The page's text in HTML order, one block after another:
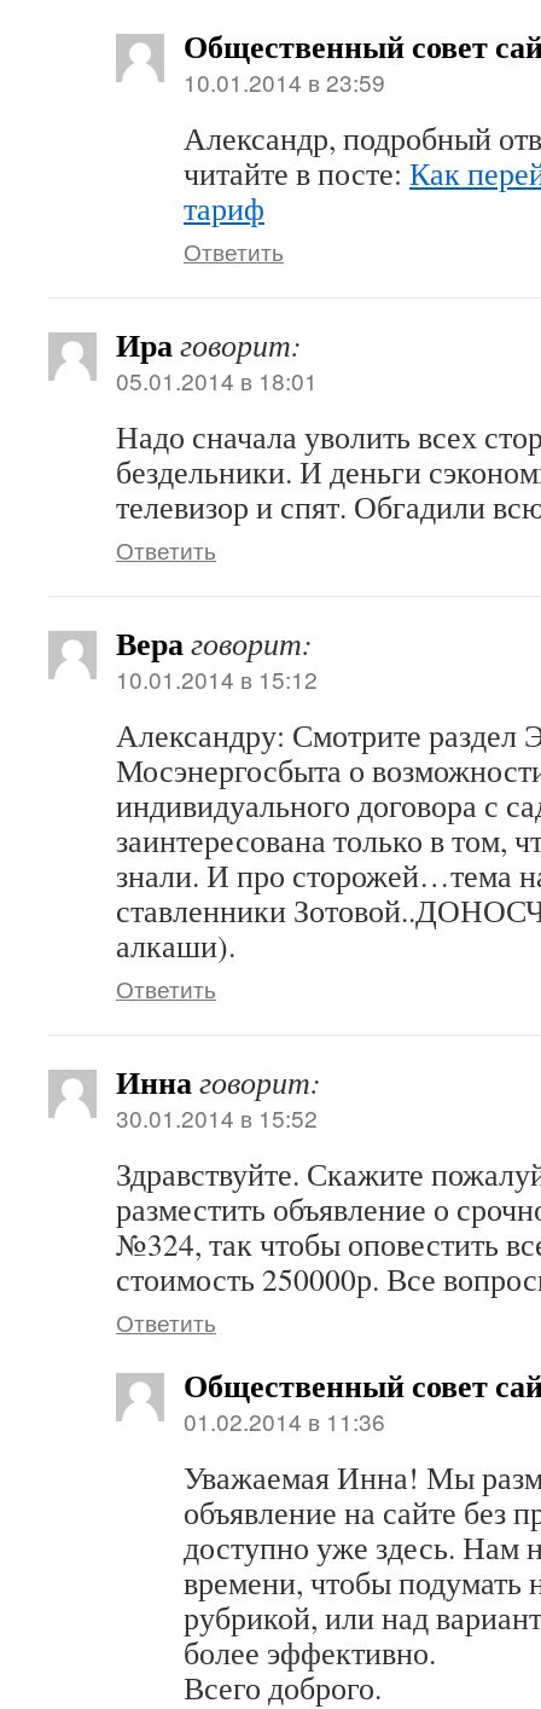
Общественный совет
10.01.2014 в 23:59
Александр, подробный
читайте в посте: Как
тариф
Ответить
Ираговорит:
05.01.2014 в 18:01
Надо сначала уволить всех
бездельники. И деньги
телевизор и спят. Обгадили
Ответить
Вераговорит:
10.01.2014 в 15:12
Александру: Смотрите раздел
Мосэнергосбыта о
индивидуального договора с
заинтересована только в том,
знали. И про сторожей…тема
ставленники
алкаши).
Ответить
Иннаговорит:
30.01.2014 в 15:52
Здравствуйте. Скажите
разместить объявление о
№324, так чтобы оповестить
стоимость 250000р. Все
Ответить
Общественный совет
01.02.2014 в 11:36
Уважаемая Инна! Мы
объявление на сайте без
доступно уже здесь. Нам
времени, чтобы подумать
рубрикой, или над
более эффективно.
Всего доброго.